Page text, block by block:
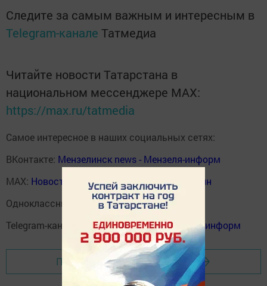
Следите за самым важным и интересным в
Telegram-канале Татмедиа
Читайте новости Татарстана в
национальном мессенджере MАХ:
https://max.ru/tatmedia
Самое интересное в наших социальных сетях:
ВКонтакте: Мензелинск news - Мензеля-информ
MAX: Новости Мензелинска - Мензеля онлайн
Одноклассники:
ok.ru/menzelinsk
Telegram-канал:
Мензелинск news - Мензеля-информ
Перейти на страницу новости